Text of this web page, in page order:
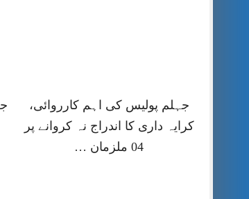
جہلم پولیس کی اہم کارروائی،
کرایہ داری کا اندراج نہ کروانے پر
04 ملزمان …